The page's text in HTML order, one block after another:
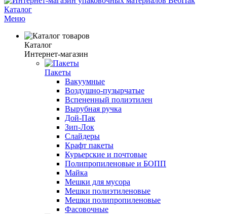
Каталог
Меню
Каталог
Интернет-магазин
Пакеты
Вакуумные
Воздушно-пузырчатые
Вспененный полиэтилен
Вырубная ручка
Дой-Пак
Зип-Лок
Слайдеры
Крафт пакеты
Курьерские и почтовые
Полипропиленовые и БОПП
Майка
Мешки для мусора
Мешки полиэтиленовые
Мешки полипропиленовые
Фасовочные